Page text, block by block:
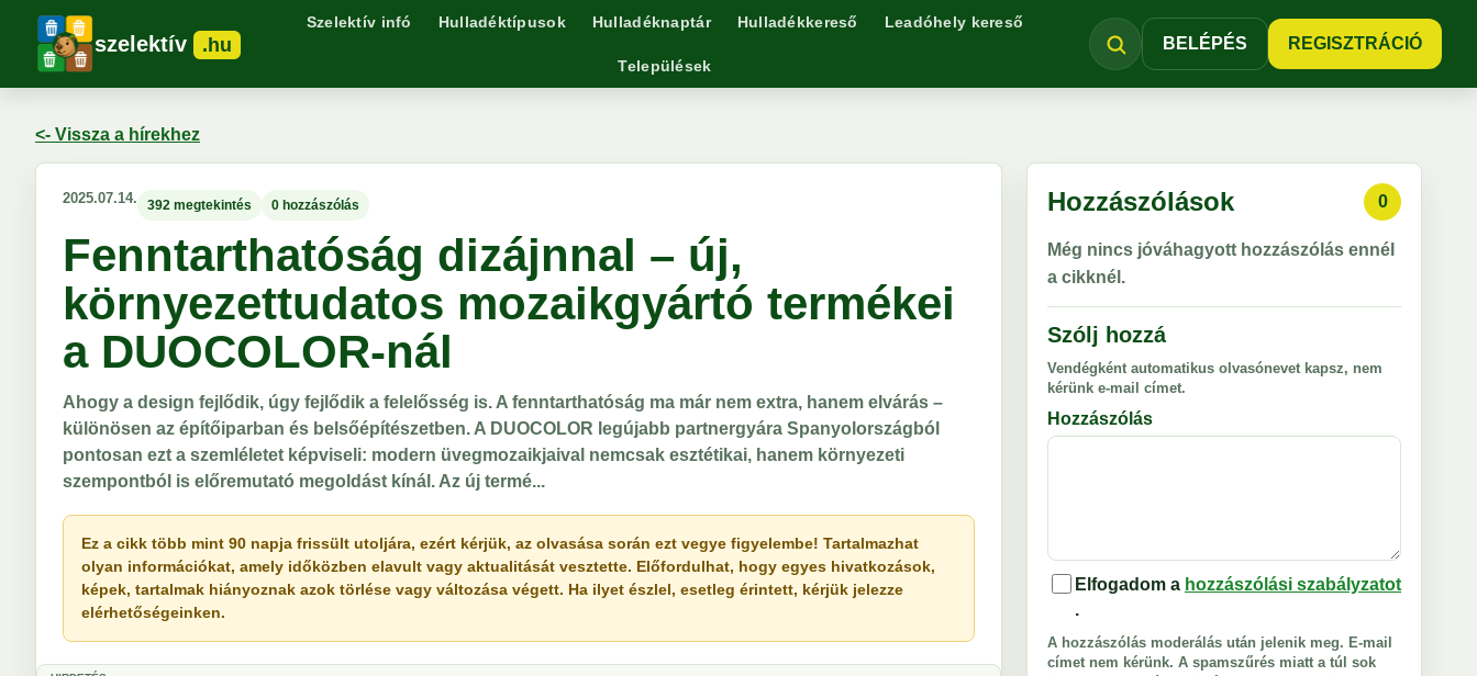
szelektív .hu
Szelektív infó Hulladéktípusok Hulladéknaptár Hulladékkereső Leadóhely kereső
Települések
BELÉPÉS REGISZTRÁCIÓ
<- Vissza a hírekhez
2025.07.14. 392 megtekintés 0 hozzászólás
Fenntarthatóság dizájnnal – új,
környezettudatos mozaikgyártó termékei
a DUOCOLOR-nál
Ahogy a design fejlődik, úgy fejlődik a felelősség is. A fenntarthatóság ma már nem extra, hanem elvárás –
különösen az építőiparban és belsőépítészetben. A DUOCOLOR legújabb partnergyára Spanyolországból
pontosan ezt a szemléletet képviseli: modern üvegmozaikjaival nemcsak esztétikai, hanem környezeti
szempontból is előremutató megoldást kínál. Az új termé...
Ez a cikk több mint 90 napja frissült utoljára, ezért kérjük, az olvasása során ezt vegye figyelembe! Tartalmazhat
olyan információkat, amely időközben elavult vagy aktualitását vesztette. Előfordulhat, hogy egyes hivatkozások,
képek, tartalmak hiányoznak azok törlése vagy változása végett. Ha ilyet észlel, esetleg érintett, kérjük jelezze
elérhetőségeinken.
Hozzászólások 0
Még nincs jóváhagyott hozzászólás ennél
a cikknél.
Szólj hozzá
Vendégként automatikus olvasónevet kapsz, nem
kérünk e-mail címet.
Hozzászólás
Elfogadom a hozzászólási szabályzatot
.
A hozzászólás moderálás után jelenik meg. E-mail
címet nem kérünk. A spamszűrés miatt a túl sok